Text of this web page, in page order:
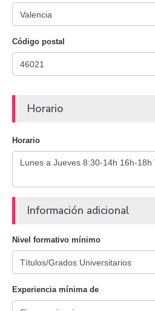
Código postal
Horario
Horario
Información adicional
Nivel formativo mínimo
Experiencia mínima de